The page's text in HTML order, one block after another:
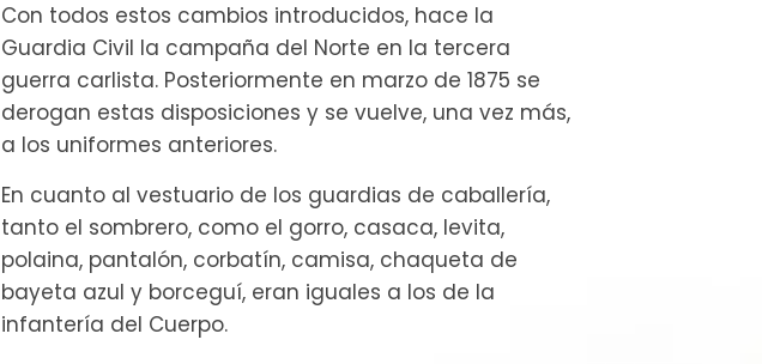
Con todos estos cambios introducidos, hace la
Guardia Civil la campaña del Norte en la tercera
guerra carlista. Posteriormente en marzo de 1875 se
derogan estas disposiciones y se vuelve, una vez más,
a los uniformes anteriores.
En cuanto al vestuario de los guardias de caballería,
tanto el sombrero, como el gorro, casaca, levita,
polaina, pantalón, corbatín, camisa, chaqueta de
bayeta azul y borceguí, eran iguales a los de la
infantería del Cuerpo.